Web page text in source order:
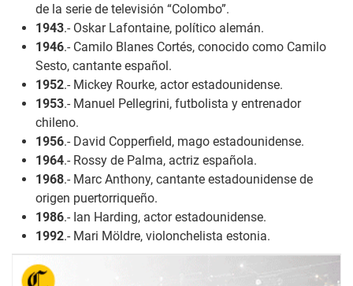
de la serie de televisión “Colombo”.
1943.- Oskar Lafontaine, político alemán.
1946.- Camilo Blanes Cortés, conocido como Camilo
Sesto, cantante español.
1952.- Mickey Rourke, actor estadounidense.
1953.- Manuel Pellegrini, futbolista y entrenador
chileno.
1956.- David Copperfield, mago estadounidense.
1964.- Rossy de Palma, actriz española.
1968.- Marc Anthony, cantante estadounidense de
origen puertorriqueño.
1986.- Ian Harding, actor estadounidense.
1992.- Mari Möldre, violonchelista estonia.